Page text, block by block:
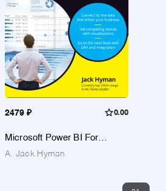
2479 ₽ 0.00
Microsoft Power BI For
A. Jack Hyman